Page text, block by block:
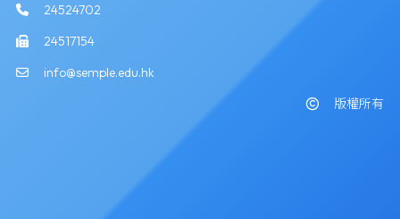
24524702
24517154
info@semple.edu.hk
版權所有